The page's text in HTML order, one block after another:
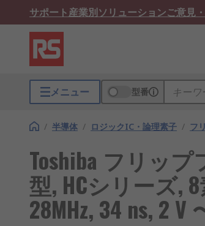
サポート産業別ソリューションご意見
メニュー 型番
/ 半導体 / ロジックIC・論理素子 / フ
Toshiba フリッ
型, HCシリーズ,
28MHz, 34 ns, 2 V